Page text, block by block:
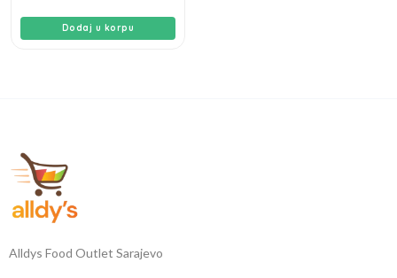
Dodaj u korpu
Alldys Food Outlet Sarajevo